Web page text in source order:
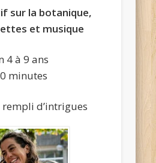
sur la botanique,
et musique
4 à 9 ans
d’intrigues